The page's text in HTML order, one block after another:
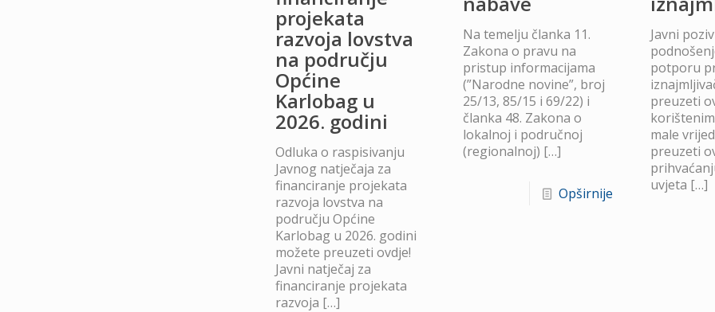
projekata
razvoja lovstva
na području
Općine
Karlobag u
2026. godini
Odluka o raspisivanju
Javnog natječaja za
financiranje projekata
razvoja lovstva na
području Općine
Karlobag u 2026. godini
možete preuzeti ovdje!
Javni natječaj za
financiranje projekata
razvoja […]
Na temelju članka 11.
Zakona o pravu na
pristup informacijama
(”Narodne novine”, broj
25/13, 85/15 i 69/22) i
članka 48. Zakona o
lokalnoj i područnoj
(regionalnoj) […]
Opširnije
Javni
potporu
preuzeti
male
preuzeti
uvjeta […]